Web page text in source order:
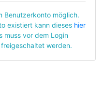
Benutzerkonto möglich.
existiert kann dieses hier
muss vor dem Login
werden.